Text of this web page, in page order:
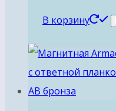
В корзину